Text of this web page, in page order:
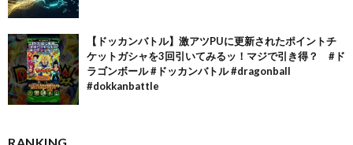
【ドッカンバトル】激アツPUに更新されたポイントチ
ケットガシャを3回引いてみるッ！マジで引き得？ #ド
ラゴンボール #ドッカンバトル #dragonball
#dokkanbattle